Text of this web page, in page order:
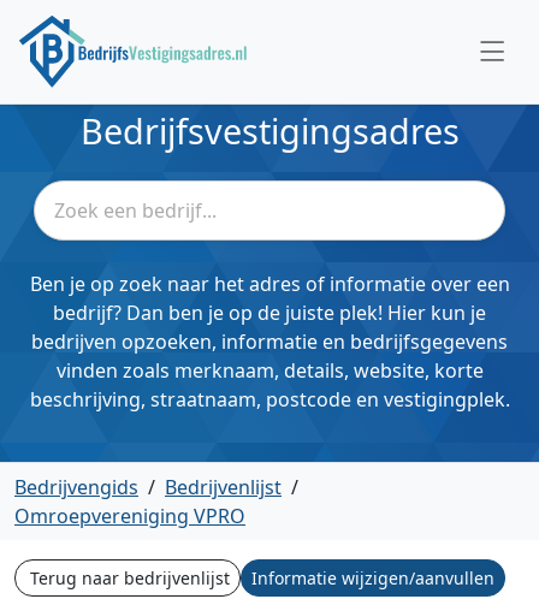
Bedrijfsvestigingsadres
Ben je op zoek naar het adres of informatie over een
bedrijf? Dan ben je op de juiste plek! Hier kun je
bedrijven opzoeken, informatie en bedrijfsgegevens
vinden zoals merknaam, details, website, korte
beschrijving, straatnaam, postcode en vestigingplek.
Bedrijvengids / Bedrijvenlijst /
Omroepvereniging VPRO
Terug naar bedrijvenlijst Informatie wijzigen/aanvullen